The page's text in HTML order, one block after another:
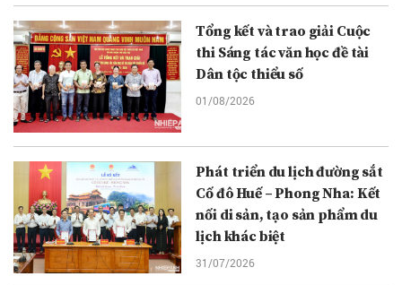
Tổng kết và trao giải Cuộc
thi Sáng tác văn học đề tài
Dân tộc thiểu số
01/08/2026
Phát triển du lịch đường sắt
Cố đô Huế – Phong Nha: Kết
nối di sản, tạo sản phẩm du
lịch khác biệt
31/07/2026